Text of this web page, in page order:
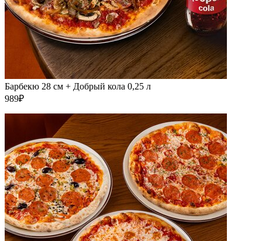
Барбекю 28 см + Добрый кола 0,25 л
989₽